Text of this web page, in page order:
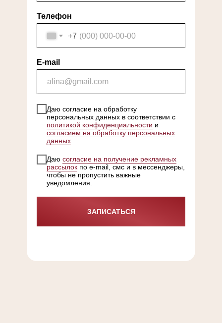
Телефон
+7
E-mail
Даю согласие на обработку
персональных данных в соответствии с
политикой конфиденциальности и
согласием на обработку персональных
данных
Даю согласие на получение рекламных
рассылок по e-mail, смс и в мессенджеры,
чтобы не пропустить важные
уведомления.
ЗАПИСАТЬСЯ